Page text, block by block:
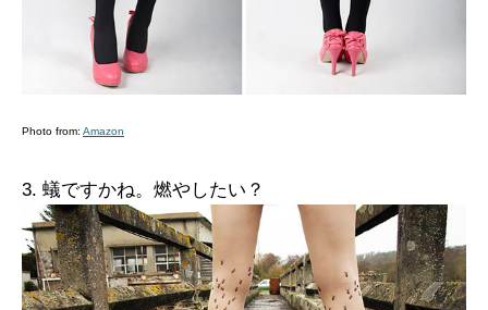
Photo from: Amazon
3. 蟻ですかね。燃やしたい？